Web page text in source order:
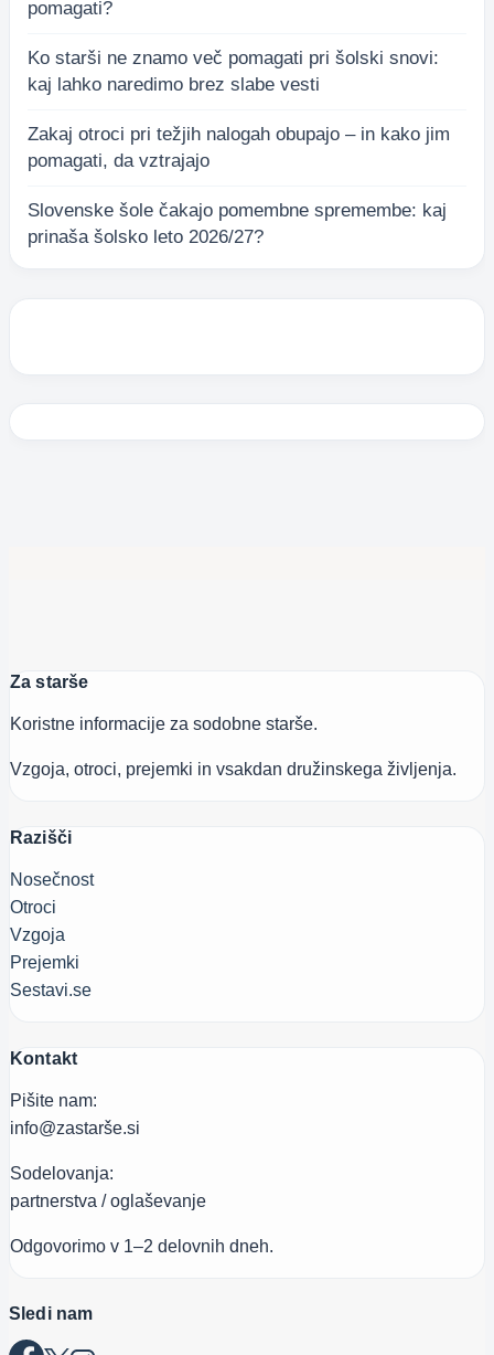
pomagati?
Ko starši ne znamo več pomagati pri šolski snovi:
kaj lahko naredimo brez slabe vesti
Zakaj otroci pri težjih nalogah obupajo – in kako jim
pomagati, da vztrajajo
Slovenske šole čakajo pomembne spremembe: kaj
prinaša šolsko leto 2026/27?
Za starše
Koristne informacije za sodobne starše.
Vzgoja, otroci, prejemki in vsakdan družinskega življenja.
Razišči
Nosečnost
Otroci
Vzgoja
Prejemki
Sestavi.se
Kontakt
Pišite nam:
info@zastarše.si
Sodelovanja:
partnerstva / oglaševanje
Odgovorimo v 1–2 delovnih dneh.
Sledi nam